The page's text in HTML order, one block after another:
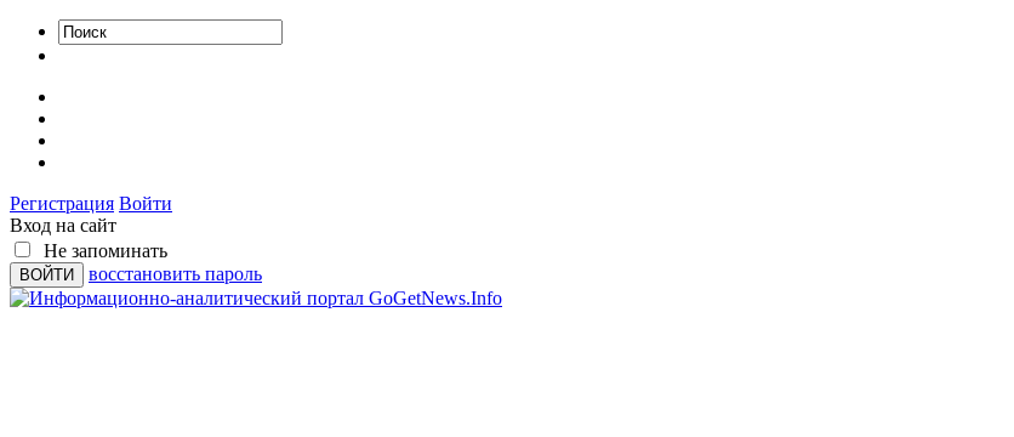
Регистрация Войти
Вход на сайт
Не запоминать
восстановить пароль